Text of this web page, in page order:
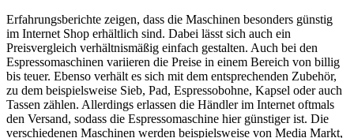
Erfahrungsberichte zeigen, dass die Maschinen besonders günstig
im Internet Shop erhältlich sind. Dabei lässt sich auch ein
Preisvergleich verhältnismäßig einfach gestalten. Auch bei den
Espressomaschinen variieren die Preise in einem Bereich von billig
bis teuer. Ebenso verhält es sich mit dem entsprechenden Zubehör,
zu dem beispielsweise Sieb, Pad, Espressobohne, Kapsel oder auch
Tassen zählen. Allerdings erlassen die Händler im Internet oftmals
den Versand, sodass die Espressomaschine hier günstiger ist. Die
verschiedenen Maschinen werden beispielsweise von Media Markt,